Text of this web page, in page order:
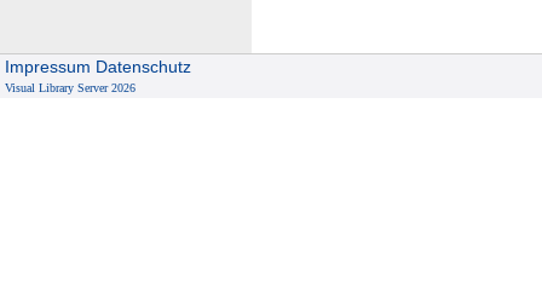
Impressum Datenschutz
Visual Library Server 2026